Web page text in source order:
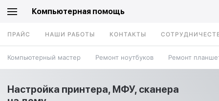
Компьютерная помощь
ПРАЙС НАШИ РАБОТЫ КОНТАКТЫ
Компьютерный мастер Ремонт ноутбуков Ремонт
Настройка принтера, МФУ, сканера